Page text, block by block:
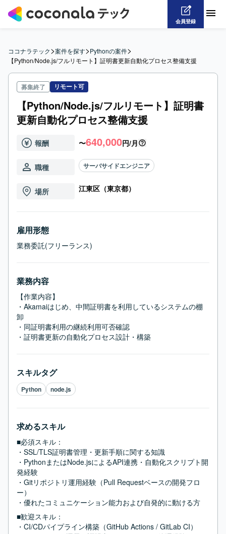
会員登録
ココナラテック>案件を探す>Pythonの案件>
【Python/Node.js/フルリモート】証明書更新自動化プロセス整備支援
募集終了 リモート可
【Python/Node.js/フルリモート】証明書
更新自動化プロセス整備支援
報酬 〜640,000円/月
職種 サーバサイドエンジニア
場所 江東区（東京都）
雇用形態
業務委託(フリーランス)
業務内容
【作業内容】
・Akamaiはじめ、中間証明書を利用しているシステムの棚
卸
・同証明書利用の継続利用可否確認
・証明書更新の自動化プロセス設計・構築
スキルタグ
Python node.js
求めるスキル
■必須スキル：
・SSL/TLS証明書管理・更新手順に関する知識
・PythonまたはNode.jsによるAPI連携・自動化スクリプト開
発経験
・Gitリポジトリ運用経験（Pull Requestベースの開発フロ
ー）
・優れたコミュニケーション能力および自発的に動ける方
■歓迎スキル：
・CI/CDパイプライン構築（GitHub Actions / GitLab CI）